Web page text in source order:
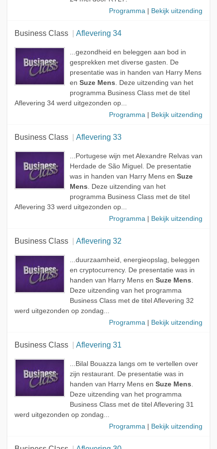
Programma
Bekijk uitzending
Business Class Aflevering 34
...gezondheid en beleggen aan bod in
gesprekken met diverse gasten. De
presentatie was in handen van Harry Mens
en Suze Mens. Deze uitzending van het
programma Business Class met de titel
Aflevering 34 werd uitgezonden op...
Programma
Bekijk uitzending
Business Class Aflevering 33
...Portugese wijn met Alexandre Relvas van
Herdade de São Miguel. De presentatie
was in handen van Harry Mens en Suze
Mens. Deze uitzending van het
programma Business Class met de titel
Aflevering 33 werd uitgezonden op...
Programma
Bekijk uitzending
Business Class Aflevering 32
...duurzaamheid, energieopslag, beleggen
en cryptocurrency. De presentatie was in
handen van Harry Mens en Suze Mens.
Deze uitzending van het programma
Business Class met de titel Aflevering 32
werd uitgezonden op zondag...
Programma
Bekijk uitzending
Business Class Aflevering 31
...Bilal Bouazza langs om te vertellen over
zijn restaurant. De presentatie was in
handen van Harry Mens en Suze Mens.
Deze uitzending van het programma
Business Class met de titel Aflevering 31
werd uitgezonden op zondag...
Programma
Bekijk uitzending